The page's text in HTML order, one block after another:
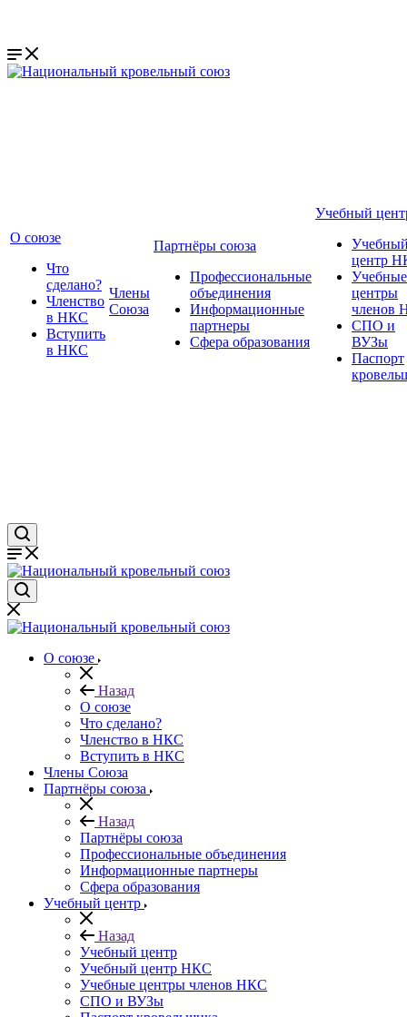
О союзе
Что
сделано?
Членство
в НКС
Вступить
в НКС
Члены
Союза
Партнёры союза
Профессиональные
объединения
Информационные
партнеры
Сфера образования
Учебный
центр
Учебные
центры
членов
СПО и
ВУЗы
Паспорт
О союзе
Назад
О союзе
Что сделано?
Членство в НКС
Вступить в НКС
Члены Союза
Партнёры союза
Назад
Партнёры союза
Профессиональные объединения
Информационные партнеры
Сфера образования
Учебный центр
Назад
Учебный центр
Учебный центр НКС
Учебные центры членов НКС
СПО и ВУЗы